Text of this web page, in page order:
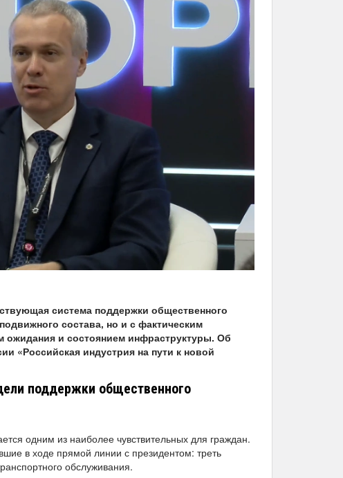
система поддержки общественного
состава, но и с фактическим
ожидания и состоянием инфраструктуры. Об
«Российская индустрия на пути к новой
поддержки общественного
одним из наиболее чувствительных для граждан.
в ходе прямой линии с президентом: треть
обслуживания.